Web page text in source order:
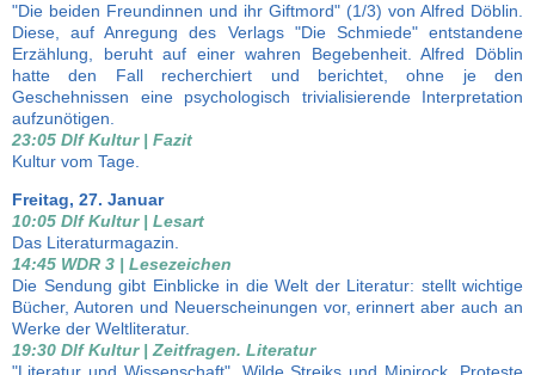
"Die beiden Freundinnen und ihr Giftmord" (1/3) von Alfred Döblin.
Diese, auf Anregung des Verlags "Die Schmiede" entstandene
Erzählung, beruht auf einer wahren Begebenheit. Alfred Döblin
hatte den Fall recherchiert und berichtet, ohne je den
Geschehnissen eine psychologisch trivialisierende Interpretation
aufzunötigen.
23:05 Dlf Kultur | Fazit
Kultur vom Tage.
Freitag, 27. Januar
10:05 Dlf Kultur | Lesart
Das Literaturmagazin.
14:45 WDR 3 | Lesezeichen
Die Sendung gibt Einblicke in die Welt der Literatur: stellt wichtige
Bücher, Autoren und Neuerscheinungen vor, erinnert aber auch an
Werke der Weltliteratur.
19:30 Dlf Kultur | Zeitfragen. Literatur